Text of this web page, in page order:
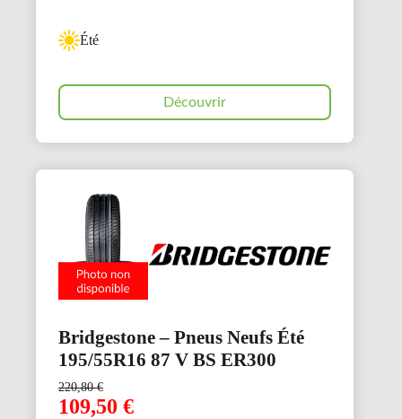
Été
Découvrir
Bridgestone – Pneus Neufs Été
195/55R16 87 V BS ER300
220,80€
109,50 €